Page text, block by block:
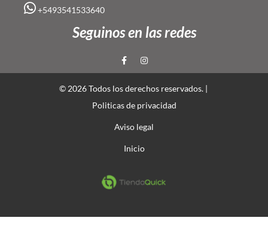
+5493541533640
Seguinos en las redes
© 2026 Todos los derechos reservados. |
Politicas de privacidad
Aviso legal
Inicio